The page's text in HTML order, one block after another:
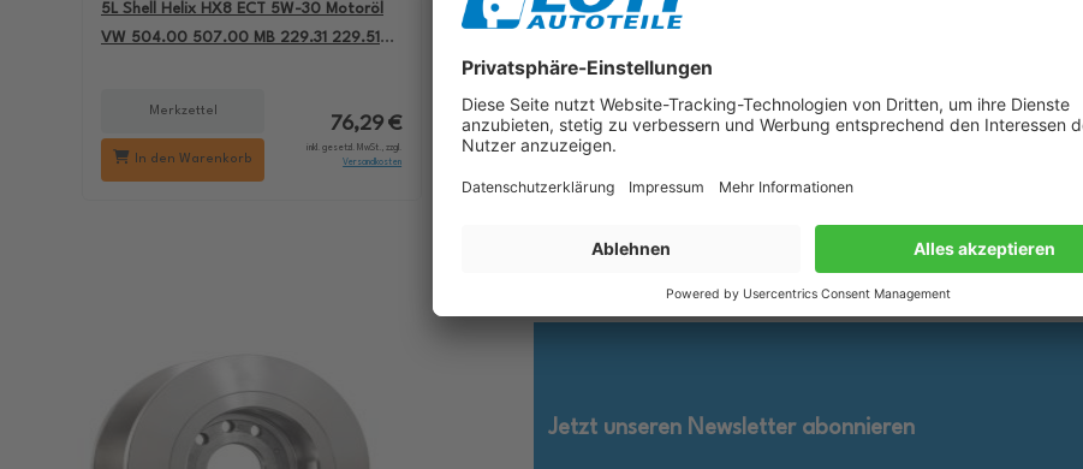
5L Shell Helix HX8 ECT 5W-30 Motoröl
VW 504.00 507.00 MB 229.31 229.51
Merkzettel
In den Warenkorb
76,29 €
inkl. gesetzl. MwSt., zzgl.
Versandkosten
4L Aral BlueTronic II 10W-40 Motoröl
501.01 MB 229.3
Merkzettel
In den Warenkorb
25,89 €
Merkzettel
Jetzt unseren Newsletter abonnieren